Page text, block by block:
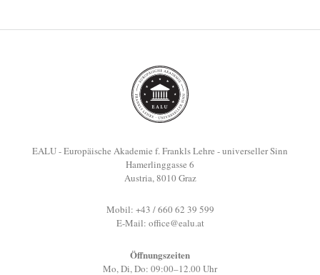
EALU - Europäische Akademie f. Frankls Lehre - universeller Sinn
Hamerlinggasse 6
Austria, 8010 Graz
Mobil: +43 / 660 62 39 599
E-Mail: office@ealu.at
Öffnungszeiten
Mo, Di, Do: 09:00–12.00 Uhr